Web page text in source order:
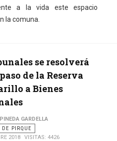
a la vida este espacio
la comuna.
se resolverá
de la Reserva
a Bienes
GARDELLA
DE PIRQUE
2018
VISITAS: 4426